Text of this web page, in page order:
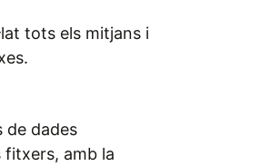
tots els mitjans i
de dades
amb la